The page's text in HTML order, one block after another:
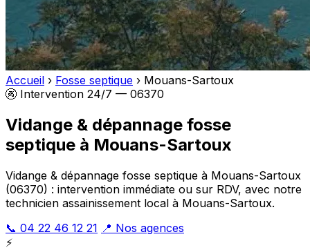
Accueil › Fosse septique › Mouans-Sartoux
🚱 Intervention 24/7 — 06370
Vidange & dépannage fosse
septique à Mouans-Sartoux
Vidange & dépannage fosse septique à Mouans-Sartoux
(06370) : intervention immédiate ou sur RDV, avec notre
technicien assainissement local à Mouans-Sartoux.
📞 04 22 46 12 21 📍 Nos agences
⚡